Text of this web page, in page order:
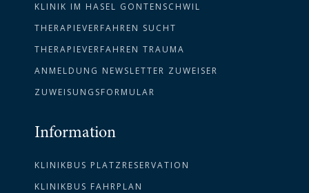
KLINIK IM HASEL GONTENSCHWIL
THERAPIEVERFAHREN SUCHT
THERAPIEVERFAHREN TRAUMA
ANMELDUNG NEWSLETTER ZUWEISER
ZUWEISUNGSFORMULAR
Information
KLINIKBUS PLATZRESERVATION
KLINIKBUS FAHRPLAN